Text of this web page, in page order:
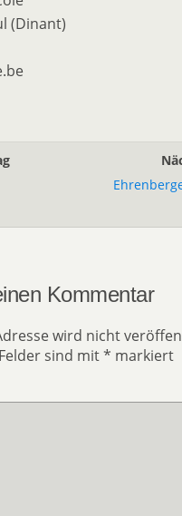
(Dinant)
Kommentar
wird nicht
sind mit* markiert